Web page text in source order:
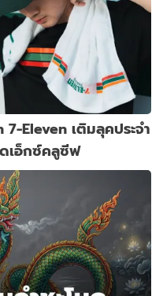
Eleven เติมลุคประจำ
เอ็กซ์คลูซีฟ